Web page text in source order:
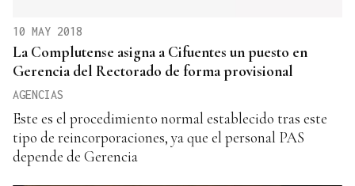
10 MAY 2018
La Complutense asigna a Cifuentes un puesto en
Gerencia del Rectorado de forma provisional
AGENCIAS
Este es el procedimiento normal establecido tras este
tipo de reincorporaciones, ya que el personal PAS
depende de Gerencia